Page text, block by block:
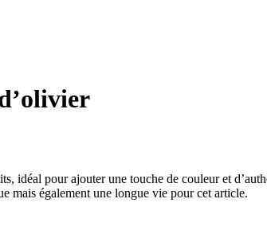
idéal pour ajouter une touche de couleur et
mais également une longue vie pour cet article.